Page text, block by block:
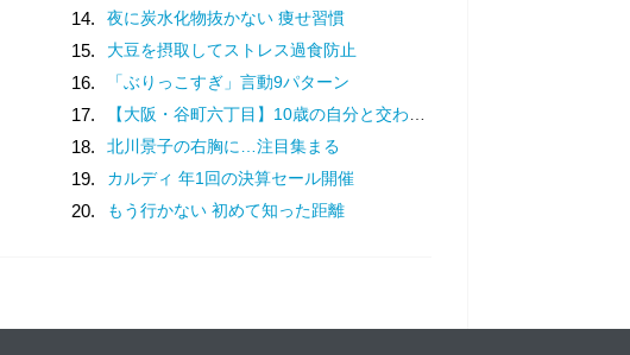
14. 夜に炭水化物抜かない 痩せ習慣
15. 大豆を摂取してストレス過食防止
16. 「ぶりっこすぎ」言動9パターン
17. 【大阪・谷町六丁目】10歳の自分と交わした約束。名店での猛修業を経てオープンした「ma journée（マジョルネ）」が提案する、日常に寄り添うフランス菓子
18. 北川景子の右胸に…注目集まる
19. カルディ 年1回の決算セール開催
20. もう行かない 初めて知った距離